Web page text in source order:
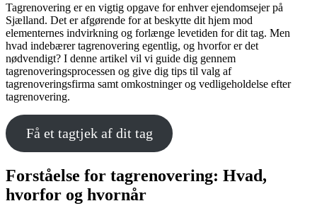
Tagrenovering er en vigtig opgave for enhver ejendomsejer på
Sjælland. Det er afgørende for at beskytte dit hjem mod
elementernes indvirkning og forlænge levetiden for dit tag. Men
hvad indebærer tagrenovering egentlig, og hvorfor er det
nødvendigt? I denne artikel vil vi guide dig gennem
tagrenoveringsprocessen og give dig tips til valg af
tagrenoveringsfirma samt omkostninger og vedligeholdelse efter
tagrenovering.
Få et tagtjek af dit tag
Forståelse for tagrenovering: Hvad,
hvorfor og hvornår